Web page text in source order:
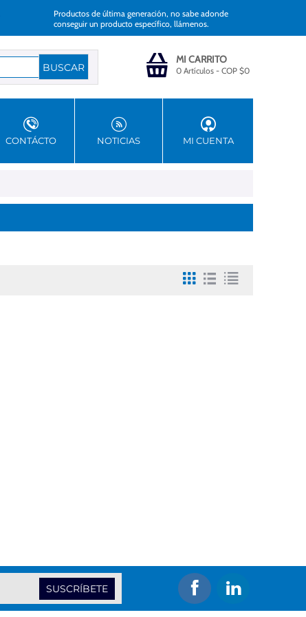
Productos de última generación, no sabe adonde
conseguir un producto específico, llámenos.
MI CARRITO
0 Artículos - COP $0
CONTÁCTO NOTICIAS MI CUENTA
SUSCRÍBETE